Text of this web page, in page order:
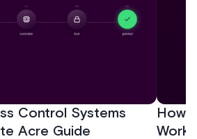
Control Systems
Acre Guide
How